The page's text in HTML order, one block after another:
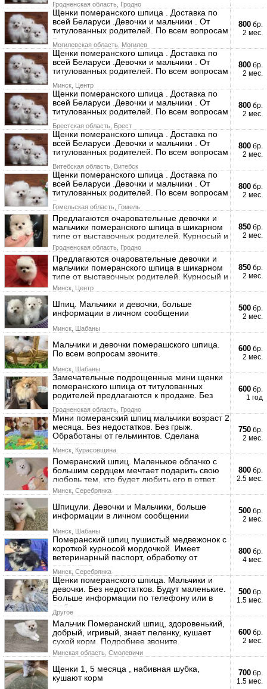
Гродненская область, Гродно
Щенки померанского шпица . Доставка по
всей Беларуси .Девочки и мальчики . От
титулованных родителей. По всем вопросам
п
Могилевская область, Могилев
800 бр.
2 мес.
Щенки померанского шпица . Доставка по
всей Беларуси .Девочки и мальчики . От
титулованных родителей. По всем вопросам
п
Минск, Центр
800 бр.
2 мес.
Щенки померанского шпица . Доставка по
всей Беларуси .Девочки и мальчики . От
титулованных родителей. По всем вопросам
п
Брестская область, Брест
800 бр.
2 мес.
Щенки померанского шпица . Доставка по
всей Беларуси .Девочки и мальчики . От
титулованных родителей. По всем вопросам
п
Витебская область, Витебск
800 бр.
2 мес.
Щенки померанского шпица . Доставка по
всей Беларуси .Девочки и мальчики . От
титулованных родителей. По всем вопросам
п
Гомельская область, Гомель
800 бр.
2 мес.
Предлагаются очаровательные девочки и
мальчики померанского шпица в шикарном
типе от выставочных родителей. Курносый и
Гродненская область, Гродно
850 бр.
2 мес.
Предлагаются очаровательные девочки и
мальчики померанского шпица в шикарном
типе от выставочных родителей. Курносый и
Минск, Центр
850 бр.
2 мес.
Шпиц. Мальчики и девочки, больше
информации в личном сообщении
Минск, Шабаны
500 бр.
2 мес.
Мальчики и девочки померашского шпица.
По всем вопросам звоните.
Минск, Шабаны
600 бр.
2 мес.
Замечательные подрощенные мини щенки
померанского шпица от титулованных
родителей предлагаются к продаже. Без
недостатко
Гродненская область, Гродно
600 бр.
1 год
Мини померанский шпиц мальчики возраст 2
месяца. Без недостатков. Без грыж.
Обработаны от гельминтов. Сделана
прививочка
Минск, Курасовщина
750 бр.
2 мес.
Померанский шпиц. Маленькое облачко с
большим сердцем мечтает подарить свою
любовь тем, кто будет любить его в ответ.
Минск, Серебрянка
800 бр.
2.5 мес.
Шпицули. Девочки и Мальчики, больше
информации в личном сообщении
Минск, Шабаны
500 бр.
2 мес.
Померанский шпиц пушистый медвежонок с
короткой курносой мордочкой. Имеет
ветеринарный паспорт, обработку от
паразитов,
Минск, Серебрянка
800 бр.
4 мес.
Щенки померанского шпица. Мальчики и
девочки. Без недостатков. Будут маленькие.
Больше информации по телефону или в
любо
Другое
500 бр.
1.5 мес.
Мальчик Померанский шпиц, здоровенький,
добрый, игривый, знает пеленку, кушает
сухой корм. Подробнее звоните.
Минская область, Смолевичи
600 бр.
2 мес.
Щенки 1, 5 месяца , набивная шубка,
кушают корм
700 бр.
1.5 мес.